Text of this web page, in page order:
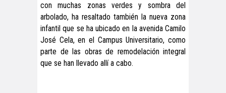
con muchas zonas verdes y sombra del
arbolado, ha resaltado también la nueva zona
infantil que se ha ubicado en la avenida Camilo
José Cela, en el Campus Universitario, como
parte de las obras de remodelación integral
que se han llevado allí a cabo.